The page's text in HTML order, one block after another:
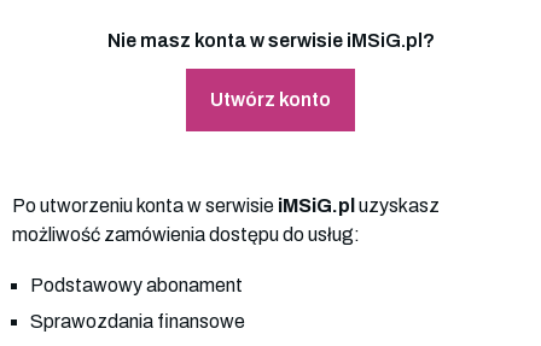
Nie masz konta w serwisie iMSiG.pl?
Utwórz konto
Po utworzeniu konta w serwisie iMSiG.pl uzyskasz
możliwość zamówienia dostępu do usług:
Podstawowy abonament
Sprawozdania finansowe